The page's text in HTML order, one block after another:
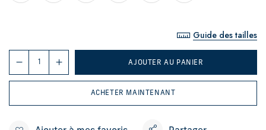
Guide des tailles
AJOUTER AU PANIER
ACHETER MAINTENANT